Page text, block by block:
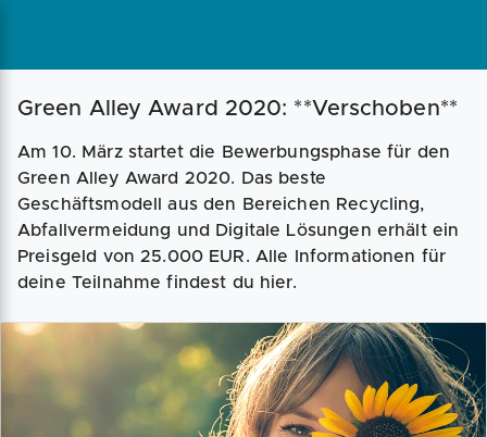
Magazin Businessplan Fördermittel
Coaching
Green Alley Award 2020: **Verschoben**
Am 10. März startet die Bewerbungsphase für den
Green Alley Award 2020. Das beste
Geschäftsmodell aus den Bereichen Recycling,
Abfallvermeidung und Digitale Lösungen erhält ein
Preisgeld von 25.000 EUR. Alle Informationen für
deine Teilnahme findest du hier.